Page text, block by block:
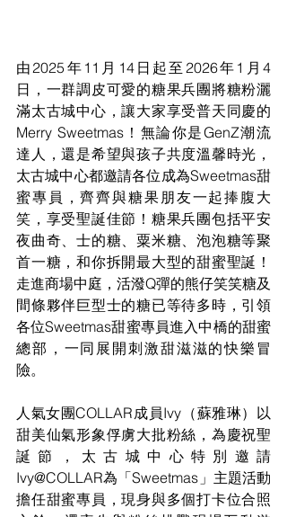
由2025年11月14日起至2026年1月4
日，一群調皮可愛的糖果兵團將糖粉灑
滿太古城中心，讓大家享受普天同慶的
Merry Sweetmas！無論你是GenZ潮流
達人，還是希望與孩子共度溫馨時光，
太古城中心都邀請各位成為Sweetmas甜
蜜專員，齊齊與糖果朋友一起捧腹大
笑，享受聖誕佳節！糖果兵團包括平安
夜曲奇、士的糖、粟米糖、泡泡糖等聚
首一糖，和你拆開最大型的甜蜜聖誕！
走進商場中庭，活潑Q彈的熊仔笑笑糖及
間條夥伴巨型士的糖已等待多時，引領
各位Sweetmas甜蜜專員進入中橋的甜蜜
總部，一同展開刺激甜滋滋的快樂冒
險。
人氣女團COLLAR成員Ivy（蘇雅琳）以
甜美仙氣形象俘虜大批粉絲，為慶祝聖
誕節，太古城中心特別邀請
Ivy@COLLAR為「Sweetmas」主題活動
擔任甜蜜專員，現身與多個打卡位合照